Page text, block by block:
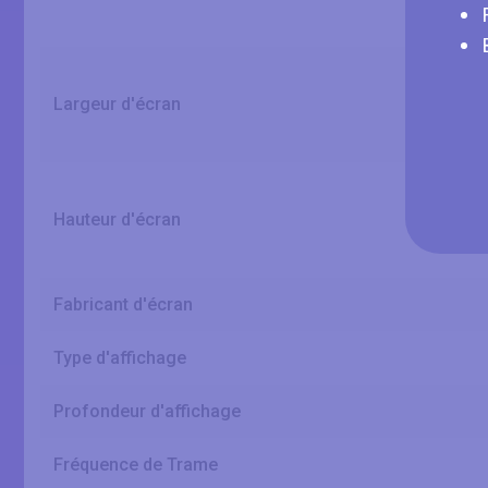
Largeur d'écran
Hauteur d'écran
Fabricant d'écran
Type d'affichage
Profondeur d'affichage
Fréquence de Trame